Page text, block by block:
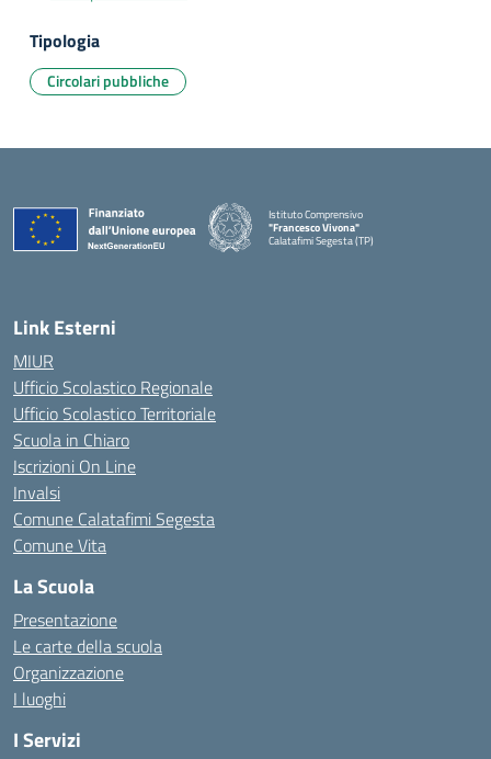
Tipologia
Circolari pubbliche
Istituto Comprensivo
"Francesco Vivona"
Calatafimi Segesta (TP)
— Visita la pagina iniziale della scuola
Link Esterni
MIUR
Ufficio Scolastico Regionale
Ufficio Scolastico Territoriale
Scuola in Chiaro
Iscrizioni On Line
Invalsi
Comune Calatafimi Segesta
Comune Vita
La Scuola
Presentazione
Le carte della scuola
Organizzazione
I luoghi
I Servizi